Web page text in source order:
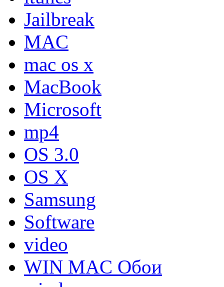
Jailbreak
MAC
mac os x
MacBook
Microsoft
mp4
OS 3.0
OS X
Samsung
Software
video
WIN MAC Обои